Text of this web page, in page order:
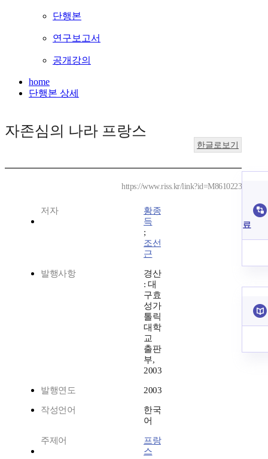
단행본
연구보고서
공개강의
home
단행본 상세
자존심의 나라 프랑스
한글로보기
https://www.riss.kr/link?id=M8610223
저자
황종
득
;
조선
근
발행사항
경산
: 대
구효
성가
톨릭
대학
교
출판
부,
2003
발행연도 2003
작성언어
한국
어
주제어
프랑
스
료